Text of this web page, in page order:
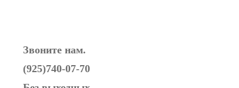
Звоните нам.
(925)740-07-70